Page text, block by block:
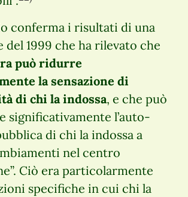
conferma i risultati di una
del 1999 che ha rilevato che
può ridurre
la sensazione di
di chi la indossa, e che può
significativamente l’auto-
di chi la indossa a
nel centro
Ciò era particolarmente
specifiche in cui chi la